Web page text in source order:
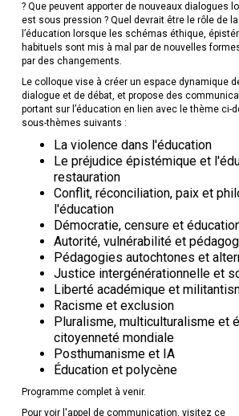
? Que peuvent apporter de nouveaux dialogues
est sous pression ? Quel devrait être le rôle de
l’éducation lorsque les schémas éthique,
habituels sont mis à mal par de nouvelles
par des changements.
Le colloque vise à créer un espace dynamique
dialogue et de débat, et propose des
portant sur l’éducation en lien avec le thème ci-
sous-thèmes suivants :
La violence dans l'éducation
Le préjudice épistémique et
restauration
Conflit, réconciliation, paix et
l'éducation
Démocratie, censure et
Autorité, vulnérabilité et
Pédagogies autochtones et
Justice intergénérationnelle et
Liberté académique et
Racisme et exclusion
Pluralisme, multiculturalisme et
citoyenneté mondiale
Posthumanisme et IA
Éducation et polycène
Programme complet à venir.
Pour voir l'appel de communication, visitez ce